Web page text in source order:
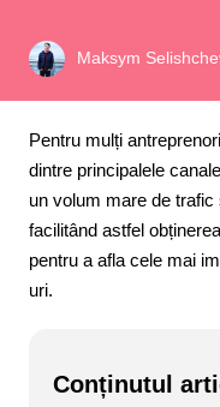
Maksym
Pentru mulți
dintre principalele
un volum mare de
facilitând astfel
pentru a afla cele mai
uri.
Conținutul